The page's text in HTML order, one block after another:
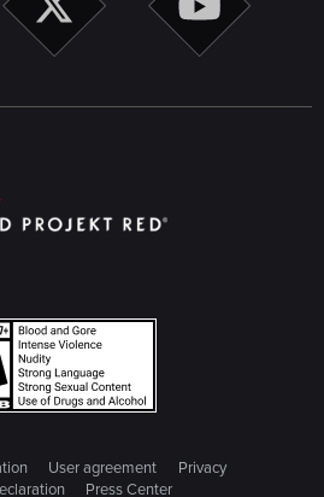
User agreement
Privacy
Press Center